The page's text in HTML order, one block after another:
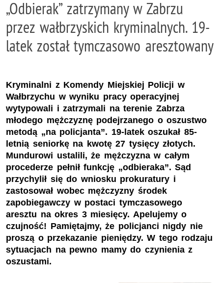
„Odbierak” zatrzymany w Zabrzu
przez wałbrzyskich kryminalnych. 19-
latek został tymczasowo aresztowany
Kryminalni z Komendy Miejskiej Policji w
Wałbrzychu w wyniku pracy operacyjnej
wytypowali i zatrzymali na terenie Zabrza
młodego mężczyznę podejrzanego o oszustwo
metodą „na policjanta”. 19-latek oszukał 85-
letnią seniorkę na kwotę 27 tysięcy złotych.
Mundurowi ustalili, że mężczyzna w całym
procederze pełnił funkcję „odbieraka”. Sąd
przychylił się do wniosku prokuratury i
zastosował wobec mężczyzny środek
zapobiegawczy w postaci tymczasowego
aresztu na okres 3 miesięcy. Apelujemy o
czujność! Pamiętajmy, że policjanci nigdy nie
proszą o przekazanie pieniędzy. W tego rodzaju
sytuacjach na pewno mamy do czynienia z
oszustami.